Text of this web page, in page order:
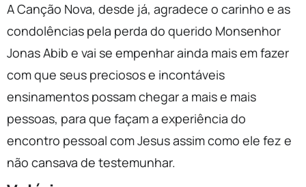
A Canção Nova, desde já, agradece o carinho e as
condolências pela perda do querido Monsenhor
Jonas Abib e vai se empenhar ainda mais em fazer
com que seus preciosos e incontáveis
ensinamentos possam chegar a mais e mais
pessoas, para que façam a experiência do
encontro pessoal com Jesus assim como ele fez e
não cansava de testemunhar.